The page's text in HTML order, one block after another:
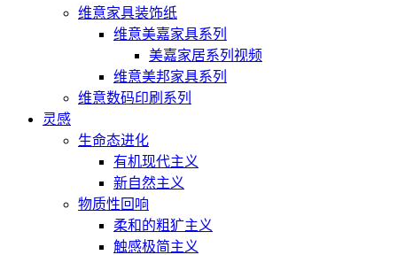
维意家具装饰纸
维意美嘉家具系列
美嘉家居系列视频
维意美邦家具系列
维意数码印刷系列
灵感
生命态进化
有机现代主义
新自然主义
物质性回响
柔和的粗犷主义
触感极简主义